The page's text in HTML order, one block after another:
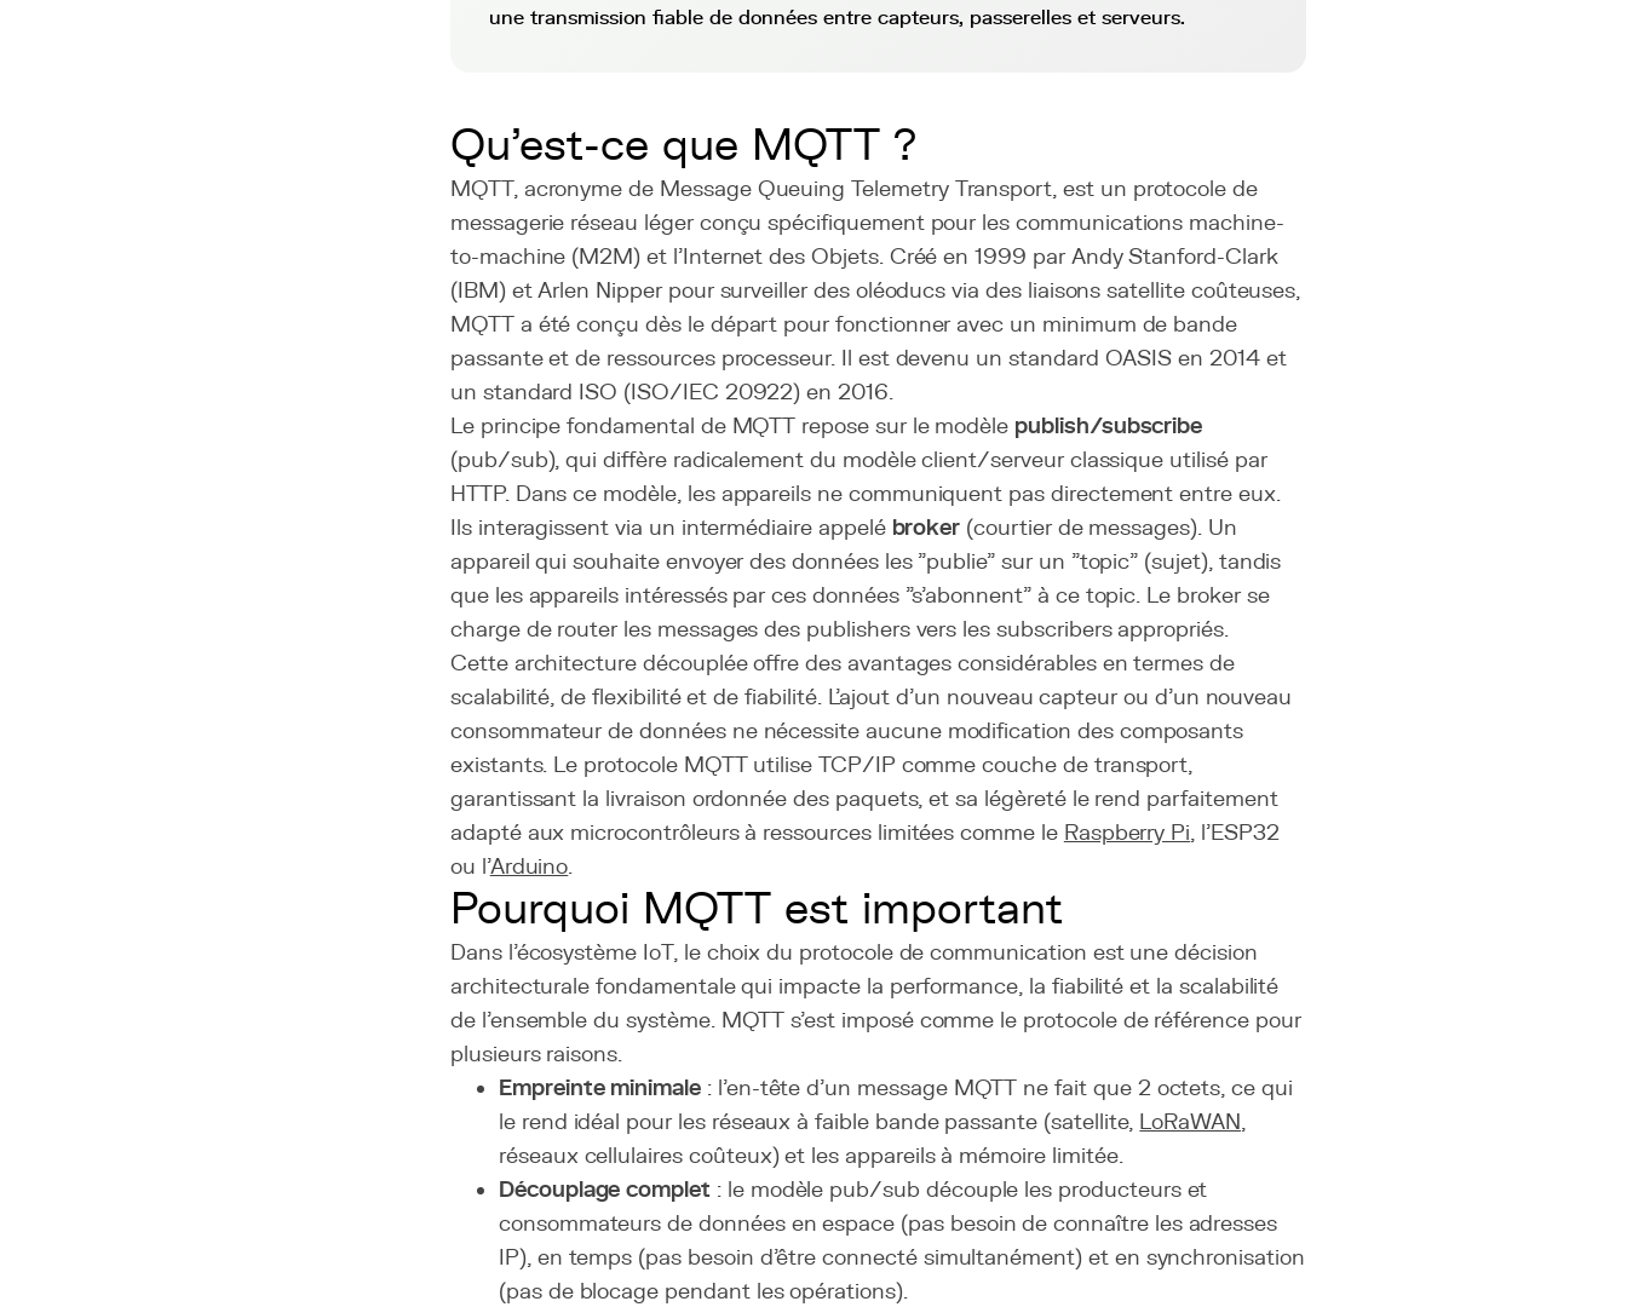
une transmission fiable de données entre capteurs, passerelles et serveurs.
Qu'est-ce que MQTT ?
MQTT, acronyme de Message Queuing Telemetry Transport, est un protocole de
messagerie réseau léger conçu spécifiquement pour les communications machine-
to-machine (M2M) et l'Internet des Objets. Créé en 1999 par Andy Stanford-Clark
(IBM) et Arlen Nipper pour surveiller des oléoducs via des liaisons satellite coûteuses,
MQTT a été conçu dès le départ pour fonctionner avec un minimum de bande
passante et de ressources processeur. Il est devenu un standard OASIS en 2014 et
un standard ISO (ISO/IEC 20922) en 2016.
Le principe fondamental de MQTT repose sur le modèle publish/subscribe
(pub/sub), qui diffère radicalement du modèle client/serveur classique utilisé par
HTTP. Dans ce modèle, les appareils ne communiquent pas directement entre eux.
Ils interagissent via un intermédiaire appelé broker (courtier de messages). Un
appareil qui souhaite envoyer des données les "publie" sur un "topic" (sujet), tandis
que les appareils intéressés par ces données "s'abonnent" à ce topic. Le broker se
charge de router les messages des publishers vers les subscribers appropriés.
Cette architecture découplée offre des avantages considérables en termes de
scalabilité, de flexibilité et de fiabilité. L'ajout d'un nouveau capteur ou d'un nouveau
consommateur de données ne nécessite aucune modification des composants
existants. Le protocole MQTT utilise TCP/IP comme couche de transport,
garantissant la livraison ordonnée des paquets, et sa légèreté le rend parfaitement
adapté aux microcontrôleurs à ressources limitées comme le Raspberry Pi, l'ESP32
ou l'Arduino.
Pourquoi MQTT est important
Dans l'écosystème IoT, le choix du protocole de communication est une décision
architecturale fondamentale qui impacte la performance, la fiabilité et la scalabilité
de l'ensemble du système. MQTT s'est imposé comme le protocole de référence pour
plusieurs raisons.
Empreinte minimale : l'en-tête d'un message MQTT ne fait que 2 octets, ce qui
le rend idéal pour les réseaux à faible bande passante (satellite, LoRaWAN,
réseaux cellulaires coûteux) et les appareils à mémoire limitée.
Découplage complet : le modèle pub/sub découple les producteurs et
consommateurs de données en espace (pas besoin de connaître les adresses
IP), en temps (pas besoin d'être connecté simultanément) et en synchronisation
(pas de blocage pendant les opérations).